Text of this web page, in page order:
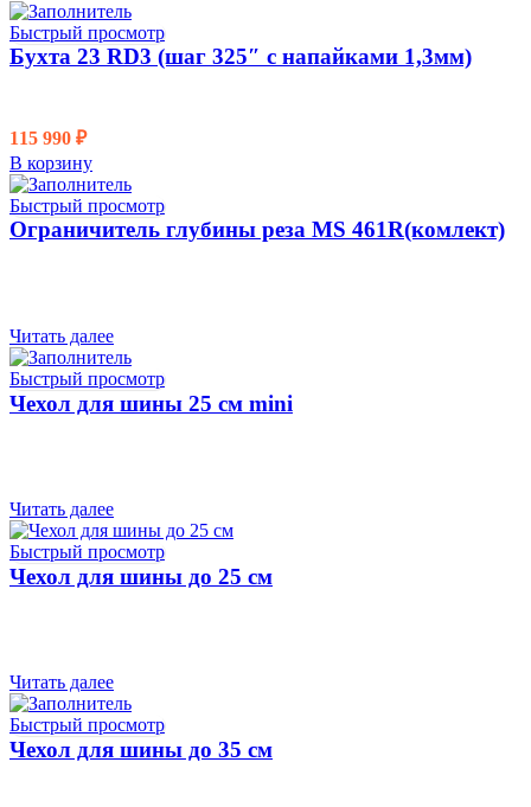
Быстрый просмотр
Бухта 23 RD3 (шаг 325″ с напайками 1,3мм)
115 990 ₽
В корзину
Быстрый просмотр
Ограничитель глубины реза MS 461R(комлект)
Читать далее
Быстрый просмотр
Чехол для шины 25 см mini
Читать далее
Быстрый просмотр
Чехол для шины до 25 см
Читать далее
Быстрый просмотр
Чехол для шины до 35 см